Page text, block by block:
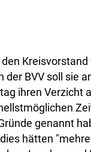
den
der BVV soll sie
ihren Verzicht
genannt
hätten